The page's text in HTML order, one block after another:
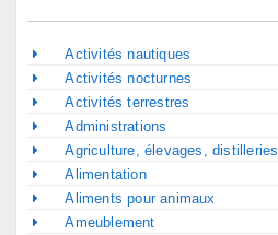
Activités nautiques
Activités nocturnes
Activités terrestres
Administrations
Agriculture, élevages, distilleries
Alimentation
Aliments pour animaux
Ameublement